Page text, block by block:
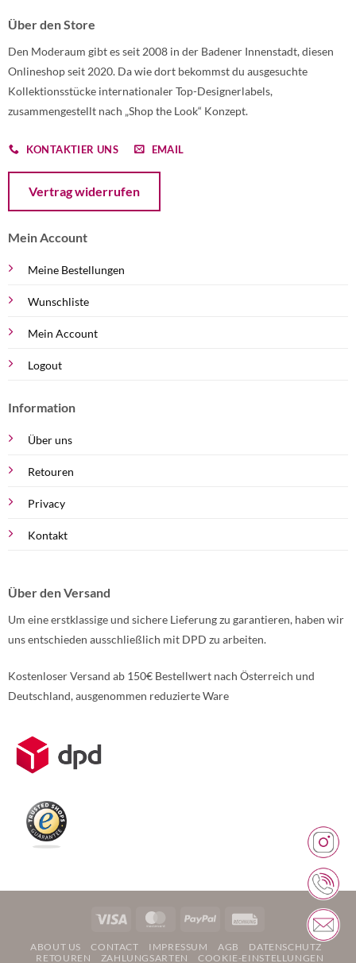
Über den Store
Den Moderaum gibt es seit 2008 in der Badener Innenstadt, diesen
Onlineshop seit 2020. Da wie dort bekommst du ausgesuchte
Kollektionsstücke internationaler Top-Designerlabels,
zusammengestellt nach „Shop the Look“ Konzept.
KONTAKTIER UNS EMAIL
Vertrag widerrufen
Mein Account
Meine Bestellungen
Wunschliste
Mein Account
Logout
Information
Über uns
Retouren
Privacy
Kontakt
Über den Versand
Um eine erstklassige und sichere Lieferung zu garantieren, haben wir
uns entschieden ausschließlich mit DPD zu arbeiten.
Kostenloser Versand ab 150€ Bestellwert nach Österreich und
Deutschland, ausgenommen reduzierte Ware
Weitere Informationen über den gesperrten Inhalt.
Visa MasterCardPayPal
ABOUT US CONTACT IMPRESSUM AGB
DATENSCHUTZ
RETOUREN
ZAHLUNGSARTEN COOKIE-EINSTELLUNGEN